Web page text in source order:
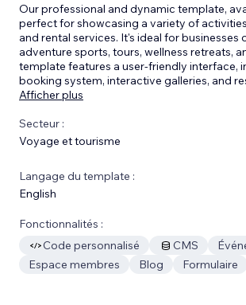
Our professional and dynamic template,
perfect for showcasing a variety of
and rental services. It's ideal for businesses
adventure sports, tours, wellness retreats,
template features a user-friendly interface,
booking system, interactive galleries, and
Afficher plus
Secteur :
Voyage et tourisme
Langage du template :
English
Fonctionnalités :
Code personnalisé
CMS
Espace membres
Blog Formulaire